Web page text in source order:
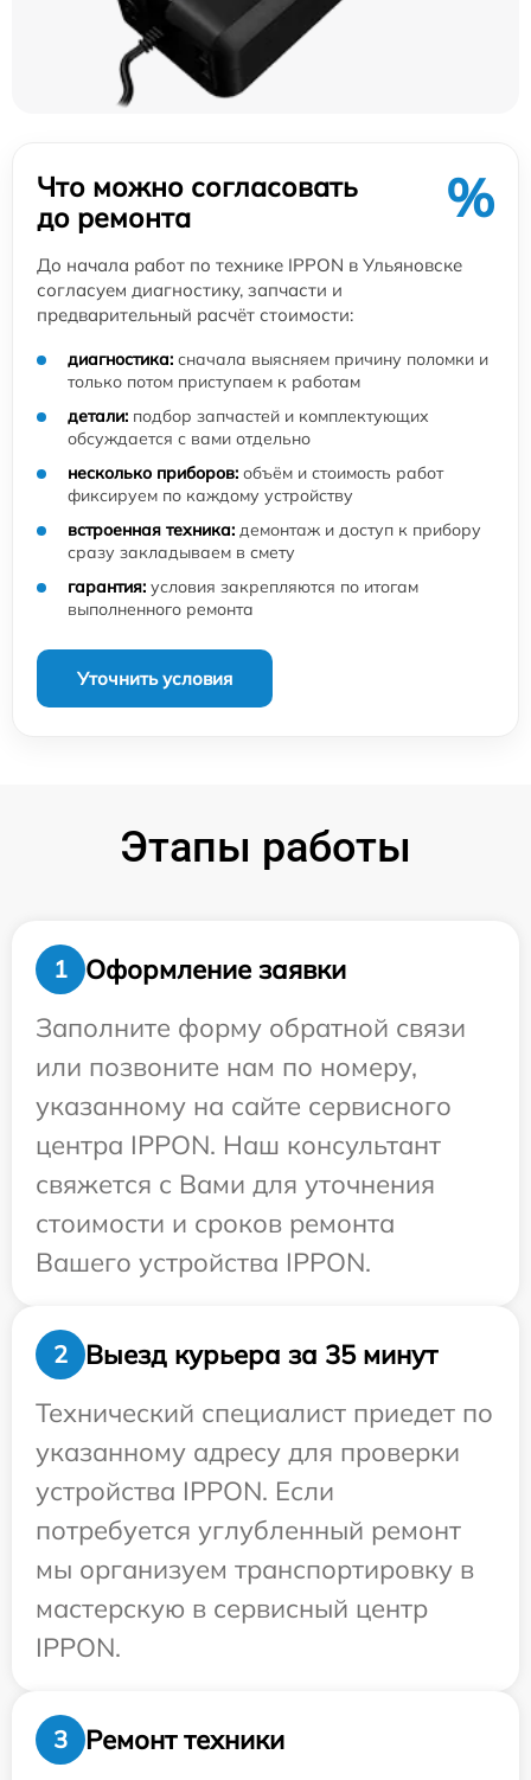
Что можно согласовать
до ремонта
%
До начала работ по технике IPPON в Ульяновске
согласуем диагностику, запчасти и
предварительный расчёт стоимости:
диагностика: сначала выясняем причину поломки и
только потом приступаем к работам
детали: подбор запчастей и комплектующих
обсуждается с вами отдельно
несколько приборов: объём и стоимость работ
фиксируем по каждому устройству
встроенная техника: демонтаж и доступ к прибору
сразу закладываем в смету
гарантия: условия закрепляются по итогам
выполненного ремонта
Уточнить условия
Этапы работы
1
Оформление заявки
Заполните форму обратной связи
или позвоните нам по номеру,
указанному на сайте сервисного
центра IPPON. Наш консультант
свяжется с Вами для уточнения
стоимости и сроков ремонта
Вашего устройства IPPON.
2
Выезд курьера за 35 минут
Технический специалист приедет по
указанному адресу для проверки
устройства IPPON. Если
потребуется углубленный ремонт
мы организуем транспортировку в
мастерскую в сервисный центр
IPPON.
3
Ремонт техники